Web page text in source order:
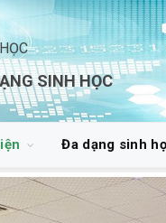
SINH HỌC
Đa dạng sinh